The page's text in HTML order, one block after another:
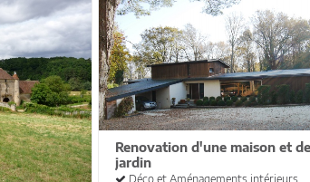
Renovation d'une maison et
jardin
Déco et Aménagements intérieurs